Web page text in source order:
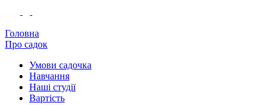
Головна
Про садок
Умови садочка
Навчання
Наші студії
Вартість